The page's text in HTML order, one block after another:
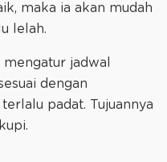
maka ia akan mudah
lelah.
jadwal
dengan
padat. Tujuannya